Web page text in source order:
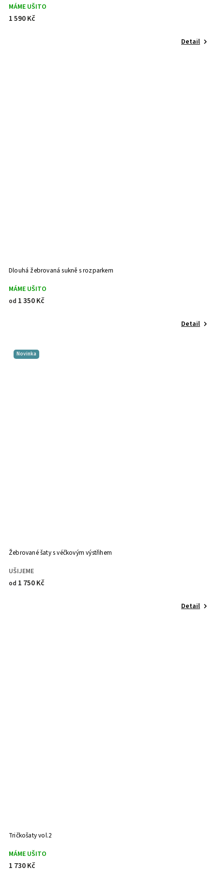
MÁME UŠITO
1 590 Kč
Detail
Dlouhá žebrovaná sukně s rozparkem
MÁME UŠITO
od 1 350 Kč
Detail
Novinka
Žebrované šaty s véčkovým výstřihem
UŠIJEME
od 1 750 Kč
Detail
Tričkošaty vol.2
MÁME UŠITO
1 730 Kč